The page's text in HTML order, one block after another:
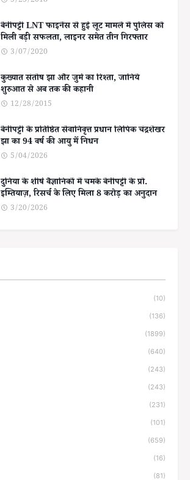
बेनीपट्टी LNT फाइनेंस से हुई लूट मामले में पुलिस को
मिली बड़ी सफलता, लाइनर समेत तीन गिरफ्तार
3/07/2020
कुख्यात संतोष झा और जुर्म का रिश्ता, जानिये
शुरुआत से अब तक की कहानी
12/28/2015
बेनीपट्टी के प्रतिष्ठित सेवानिवृत्त प्रधान लिपिक चंद्रशेखर
झा का 94 वर्ष की आयु में निधन
5/04/2026
दुनिया के शीर्ष वैज्ञानिकों में चमके बेनीपट्टी के प्रो.
इम्तियाज़, रिसर्च के लिए मिला 8 करोड़ का अनुदान
3/20/2026
(10)
(136)
(1899)
(640)
(243)
(243)
(231)
(101)
(659)
(16)
(81)